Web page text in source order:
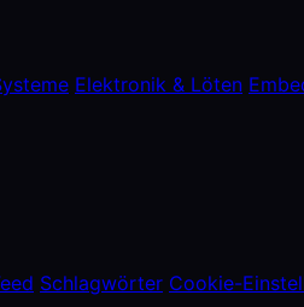
Elektronik & Löten
Schlagwörter Cookie-